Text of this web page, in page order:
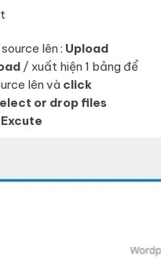
lên : Upload
/ xuất hiện 1 bảng để
lên và click
or drop files
Excute